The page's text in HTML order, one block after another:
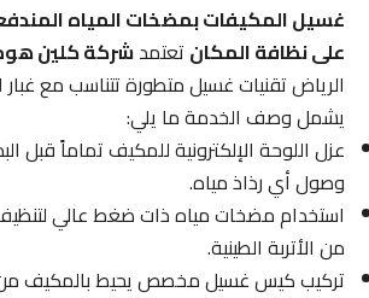
غسيل المكيفات بمضخات المياه
على نظافة المكانتعتمدشركة كلين هوم
الرياض تقنيات غسيل متطورة تتناسب مع غبار
يشمل وصف الخدمة ما يلي:
عزل اللوحة الإلكترونية للمكيف تماماً قبل البدء
وصول أي رذاذ مياه.
استخدام مضخات مياه ذات ضغط عالي لتنظيف
من الأتربة الطينية.
تركيب كيس غسيل مخصص يحيط بالمكيف من